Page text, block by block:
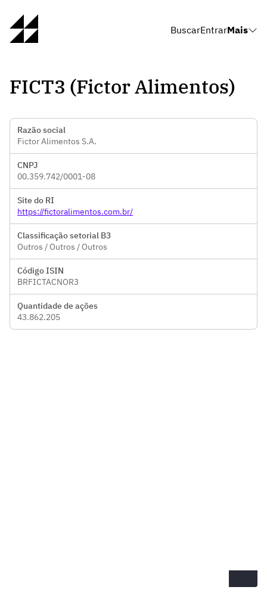
BuscarEntrarMais
FICT3 (Fictor Alimentos)
Razão social
Fictor Alimentos S.A.
CNPJ
00.359.742/0001-08
Site do RI
https://fictoralimentos.com.br/
Classificação setorial B3
Outros / Outros / Outros
Código ISIN
BRFICTACNOR3
Quantidade de ações
43.862.205